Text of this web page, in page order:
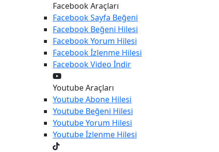
Facebook Araçları
FacebookSayfa Beğeni
Facebook Beğeni Hilesi
FacebookYorum Hilesi
Facebookİzlenme Hilesi
FacebookVideo İndir
Youtube Araçları
YoutubeAbone Hilesi
Youtube Beğeni Hilesi
YoutubeYorum Hilesi
Youtubeİzlenme Hilesi